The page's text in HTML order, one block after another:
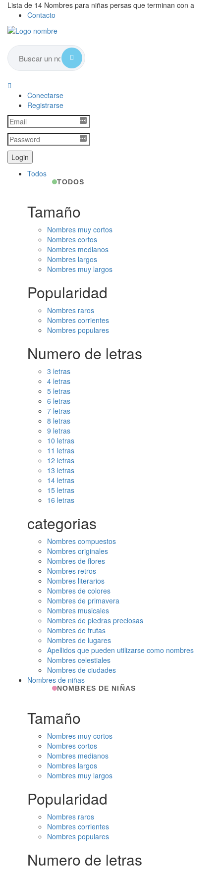
Lista de 14 Nombres para niñas persas que terminan con a
Contacto
Conectarse
Registrarse
Todos
TODOS
Tamaño
Nombres muy cortos
Nombres cortos
Nombres medianos
Nombres largos
Nombres muy largos
Popularidad
Nombres raros
Nombres corrientes
Nombres populares
Numero de letras
3 letras
4 letras
5 letras
6 letras
7 letras
8 letras
9 letras
10 letras
11 letras
12 letras
13 letras
14 letras
15 letras
16 letras
categorias
Nombres compuestos
Nombres originales
Nombres de flores
Nombres retros
Nombres literarios
Nombres de colores
Nombres de primavera
Nombres musicales
Nombres de piedras preciosas
Nombres de frutas
Nombres de lugares
Apellidos que pueden utilizarse como nombres
Nombres celestiales
Nombres de ciudades
Nombres de niñas
NOMBRES DE NIÑAS
Tamaño
Nombres muy cortos
Nombres cortos
Nombres medianos
Nombres largos
Nombres muy largos
Popularidad
Nombres raros
Nombres corrientes
Nombres populares
Numero de letras